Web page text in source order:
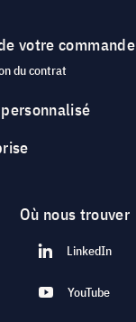
votre commande
du contrat
Où nous trouver
LinkedIn
YouTube